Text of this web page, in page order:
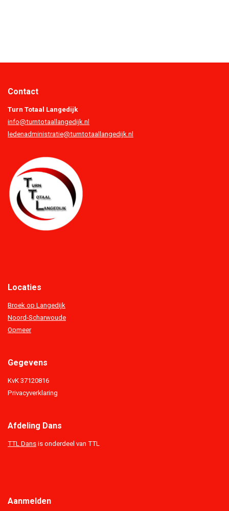
Contact
Turn Totaal Langedijk
info@turntotaallangedijk.nl
ledenadministratie@turntotaallangedijk.nl
Locaties
Broek op Langedijk
Noord-Scharwoude
Opmeer
Gegevens
KvK 37120816
Privacyverklaring
Afdeling Dans
TTL Dans is onderdeel van TTL
Aanmelden